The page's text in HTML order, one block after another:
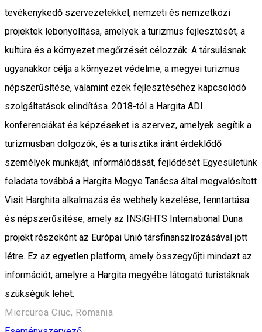
tevékenykedő szervezetekkel, nemzeti és nemzetközi
projektek lebonyolítása, amelyek a turizmus fejlesztését, a
kultúra és a környezet megőrzését célozzák. A társulásnak
ugyanakkor célja a környezet védelme, a megyei turizmus
népszerűsítése, valamint ezek fejlesztéséhez kapcsolódó
szolgáltatások elindítása. 2018-tól a Hargita ADI
konferenciákat és képzéseket is szervez, amelyek segítik a
turizmusban dolgozók, és a turisztika iránt érdeklődő
személyek munkáját, informálódását, fejlődését Egyesületünk
feladata továbbá a Hargita Megye Tanácsa által megvalósított
Visit Harghita alkalmazás és webhely kezelése, fenntartása
és népszerűsítése, amely az INSiGHTS International Duna
projekt részeként az Európai Unió társfinanszírozásával jött
létre. Ez az egyetlen platform, amely összegyűjti mindazt az
információt, amelyre a Hargita megyébe látogató turistáknak
szükségük lehet.
Miercurea Ciuc, Romania